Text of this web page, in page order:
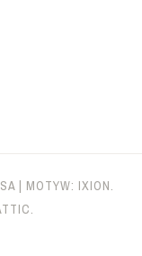
| MOTYW: IXION.
.